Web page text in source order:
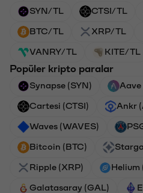
SYN/TL CTSI/TL
BTC/TL XRP/TL
VANRY/TL KITE/TL
Popüler kripto paralar
Synapse (SYN) Aave
Cartesi (CTSI) Ankr
Waves (WAVES)
Bitcoin (BTC)
Ripple (XRP) Helium
Galatasaray (GAL)